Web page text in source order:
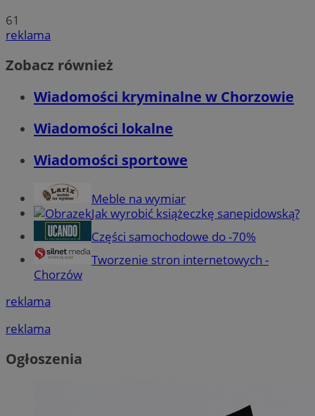
61
reklama
Zobacz również
Wiadomości kryminalne w Chorzowie
Wiadomości lokalne
Wiadomości sportowe
Meble na wymiar
Jak wyrobić książeczkę sanepidowską?
Części samochodowe do -70%
Tworzenie stron internetowych -
Chorzów
reklama
reklama
Ogłoszenia